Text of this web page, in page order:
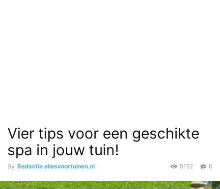
Vier tips voor een geschikte
spa in jouw tuin!
By Redactie allesvoortuinen.nl 0
5152